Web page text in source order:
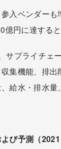
入ベンダー
円に達すると
プライチ
集機能、排
給水・排水
び予測（2021